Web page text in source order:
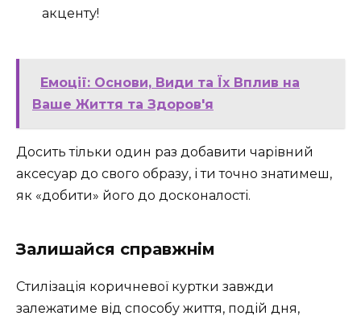
акценту!
Емоції: Основи, Види та Їх Вплив на
Ваше Життя та Здоров'я
Досить тільки один раз добавити чарівний
аксесуар до свого образу, і ти точно знатимеш,
як «добити» його до досконалості.
Залишайся справжнім
Стилізація коричневої куртки завжди
залежатиме від способу життя, подій дня,